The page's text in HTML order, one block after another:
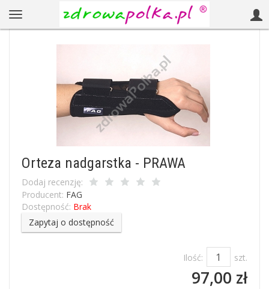
Orteza nadgarstka - PRAWA
Dodaj recenzję:
Producent: FAG
Dostępność: Brak
Zapytaj o dostępność
Ilość: szt.
97,00 zł